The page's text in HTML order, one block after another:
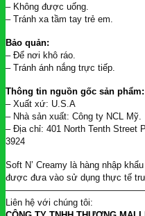
– Không được uống.
– Tránh xa tầm tay trẻ em.
Bảo quản:
– Để nơi khô ráo.
– Tránh ánh nắng trực tiếp.
Thông tin nguồn gốc sản phẩm:
– Xuất xứ: U.S.A
– Nhà sản xuất: Công ty NCL Mỹ.
– Địa chỉ: 401 North Tenth Street
3924
Soft N’ Creamy là hàng nhập
được đưa vào sử dụng thực tế
Liên hệ với chúng tôi: